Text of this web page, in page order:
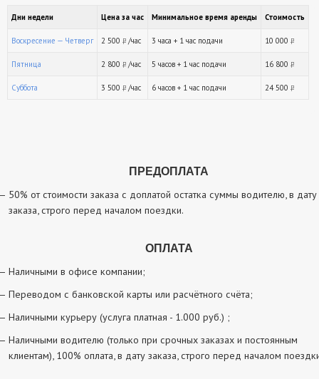
Дни недели Цена за час Минимальное время аренды Стоимость
Воскресение — Четверг 2 500 руб.
/час 3 часа + 1 час подачи 10 000
Пятница 2 800 руб.
/час 5 часов + 1 час подачи 16 800
Суббота 3 500 руб.
/час 6 часов + 1 час подачи 24 500
ПРЕДОПЛАТА
50% от стоимости заказа с доплатой остатка суммы водителю, в дату
заказа, строго перед началом поездки.
ОПЛАТА
Наличными в офисе компании;
Переводом с банковской карты или расчётного счёта;
Наличными курьеру (услуга платная - 1.000 руб.) ;
Наличными водителю (только при срочных заказах и постоянным
клиентам), 100% оплата, в дату заказа, строго перед началом